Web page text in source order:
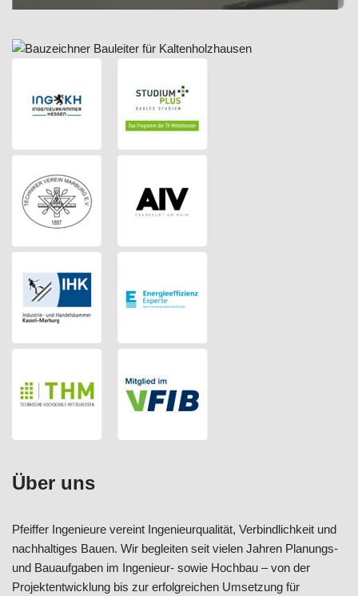
Über uns
Pfeiffer Ingenieure vereint Ingenieurqualität, Verbindlichkeit und
nachhaltiges Bauen. Wir begleiten seit vielen Jahren Planungs-
und Bauaufgaben im Ingenieur- sowie Hochbau – von der
Projektentwicklung bis zur erfolgreichen Umsetzung für